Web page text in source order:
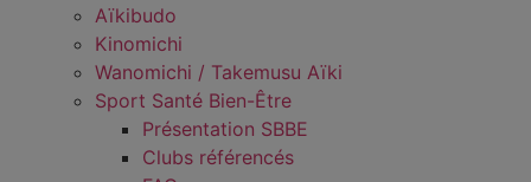
Aïkibudo
Kinomichi
Wanomichi / Takemusu Aïki
Sport Santé Bien-Être
Présentation SBBE
Clubs référencés